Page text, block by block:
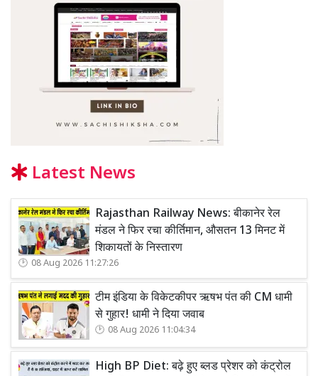
Latest News
Rajasthan Railway News: बीकानेर रेल
मंडल ने फिर रचा कीर्तिमान, औसतन 13 मिनट में
शिकायतों के निस्तारण
08 Aug 2026 11:27:26
टीम इंडिया के विकेटकीपर ऋषभ पंत की CM धामी
से गुहार! धामी ने दिया जवाब
08 Aug 2026 11:04:34
High BP Diet: बढ़े हुए ब्लड प्रेशर को कंट्रोल